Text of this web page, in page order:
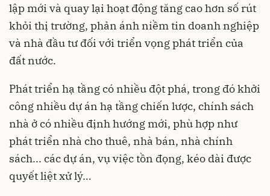
lập mới và quay lại hoạt động tăng cao hơn số rút
khỏi thị trường, phản ánh niềm tin doanh nghiệp
và nhà đầu tư đối với triển vọng phát triển của
đất nước.
Phát triển hạ tầng có nhiều đột phá, trong đó khởi
công nhiều dự án hạ tầng chiến lược, chính sách
nhà ở có nhiều định hướng mới, phù hợp như
phát triển nhà cho thuê, nhà bán, nhà chính
sách... các dự án, vụ việc tồn đọng, kéo dài được
quyết liệt xử lý…